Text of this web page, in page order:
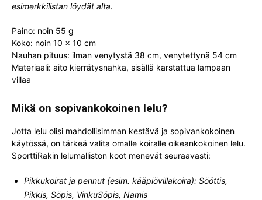
esimerkkilistan löydät alta.
Paino: noin 55 g
Koko: noin 10 x 10 cm
Nauhan pituus: ilman venytystä 38 cm, venytettynä 54 cm
Materiaali: aito kierrätysnahka, sisällä karstattua lampaan
villaa
Mikä on sopivankokoinen lelu?
Jotta lelu olisi mahdollisimman kestävä ja sopivankokoinen
käytössä, on tärkeä valita omalle koiralle oikeankokoinen lelu.
SporttiRakin lelumalliston koot menevät seuraavasti:
Pikkukoirat ja pennut (esim. kääpiövillakoira): Sööttis,
Pikkis, Söpis, VinkuSöpis, Namis